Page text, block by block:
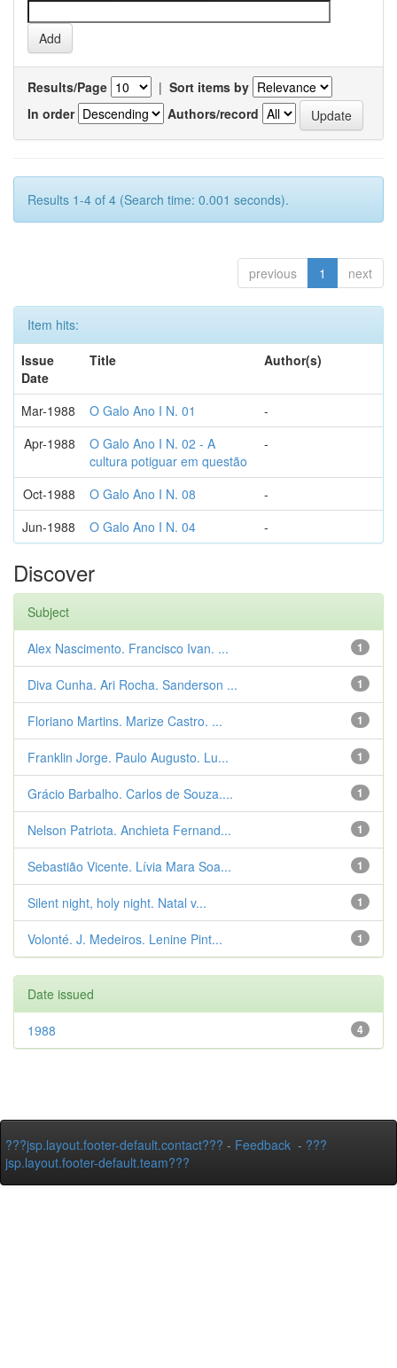
Results/Page | Sort items by
In order
Authors/record
Results 1-4 of 4 (Search time: 0.001 seconds).
previous 1 next
Item hits:
Issue
Date
Title Author(s)
Mar-1988 O Galo Ano I N. 01
-
Apr-1988
O Galo Ano I N. 02 - A
cultura potiguar em questão
-
Oct-1988 O Galo Ano I N. 08
-
Jun-1988
O Galo Ano I N. 04 -
Discover
Subject
1
Alex Nascimento. Francisco Ivan. ...
1
Diva Cunha. Ari Rocha. Sanderson ...
1
Floriano Martins. Marize Castro. ...
1
Franklin Jorge. Paulo Augusto. Lu...
1
Grácio Barbalho. Carlos de Souza....
1
Nelson Patriota. Anchieta Fernand...
1
Sebastião Vicente. Lívia Mara Soa...
1
Silent night, holy night. Natal v...
1
Volonté. J. Medeiros. Lenine Pint...
Date issued
4
1988
???jsp.layout.footer-default.contact??? - Feedback - ???
jsp.layout.footer-default.team???